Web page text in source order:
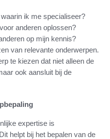
ik me specialiseer?
anderen oplossen?
op mijn kennis?
van relevante onderwerpen.
te kiezen dat niet alleen de
ook aansluit bij de
expertise is
helpt bij het bepalen van de